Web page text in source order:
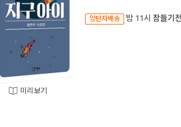
미리보기
양탄자배송 밤 11시 잠들기